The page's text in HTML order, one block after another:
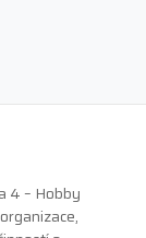
4 – Hobby